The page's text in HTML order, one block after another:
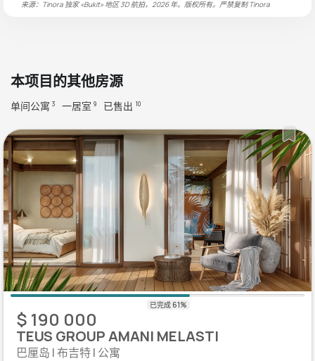
来源：Tinora 独家 «Bukit» 地区 3D 航拍，2026 年。版权所有。严禁复制Tinora
本项目的其他房源
单间公寓 3 一居室 9 已售出 10
$ 190 000
TEUS GROUP AMANI MELASTI
巴厘岛 | 布吉特 | 公寓